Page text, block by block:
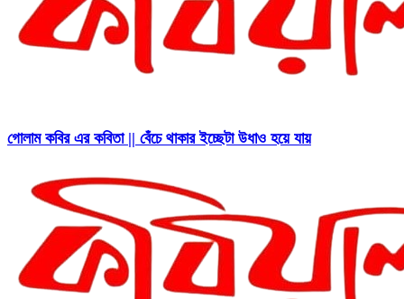
গোলাম কবির এর কবিতা || বেঁচে থাকার ইচ্ছেটা উধাও হয়ে যায়